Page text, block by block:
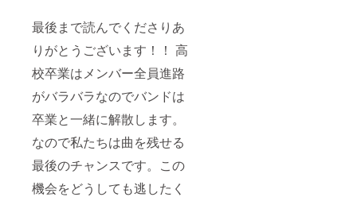
最後まで読んでくださりあ
りがとうございます！！ 高
校卒業はメンバー全員進路
がバラバラなのでバンドは
卒業と一緒に解散します。
なので私たちは曲を残せる
最後のチャンスです。この
機会をどうしても逃したく